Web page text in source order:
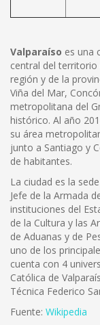
Valparaíso es una
central del territorio
región y de la
Viña del Mar,
metropolitana del
histórico. Al año
su área
junto a Santiago y
de habitantes.
La ciudad es la
Jefe de la Armada
instituciones del
de la Cultura y las
de Aduanas y de
uno de los
cuenta con 4
Católica de
Técnica Federico
Fuente: Wikipedia